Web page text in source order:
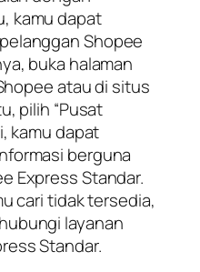
kamu dapat
Shopee
buka halaman
atau di situs
pilih “Pusat
kamu dapat
berguna
Express Standar.
cari tidak tersedia,
layanan
Standar.